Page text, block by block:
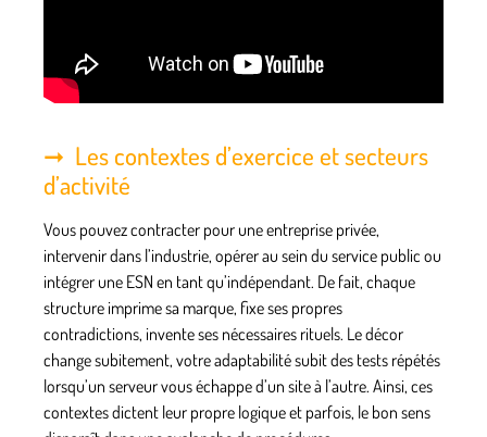
Les contextes d’exercice et secteurs
d’activité
Vous pouvez contracter pour une entreprise privée,
intervenir dans l’industrie, opérer au sein du service public ou
intégrer une ESN en tant qu’indépendant. De fait, chaque
structure imprime sa marque, fixe ses propres
contradictions, invente ses nécessaires rituels. Le décor
change subitement, votre adaptabilité subit des tests répétés
lorsqu’un serveur vous échappe d’un site à l’autre. Ainsi, ces
contextes dictent leur propre logique et parfois, le bon sens